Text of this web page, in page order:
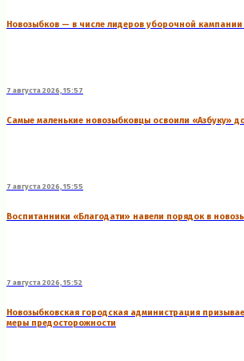
Новозыбков — в числе лидеров уборочной кампании
7 августа 2026, 15:57
Самые маленькие новозыбковцы освоили «Азбуку»
7 августа 2026, 15:55
Воспитанники «Благодати» навели порядок в
7 августа 2026, 15:52
Новозыбковская городская администрация
меры предосторожности